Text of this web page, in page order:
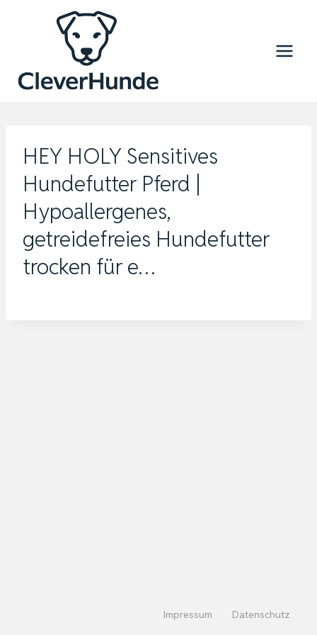
HEY HOLY Sensitives
Hundefutter Pferd |
Hypoallergenes,
getreidefreies Hundefutter
trocken für e…
Impressum Datenschutz